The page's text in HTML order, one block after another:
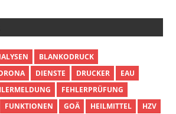
BLANKODRUCK
DIENSTE DRUCKER
EAU
FEHLERPRÜFUNG
FUNKTIONEN GOÄ HEILMITTEL
HZV